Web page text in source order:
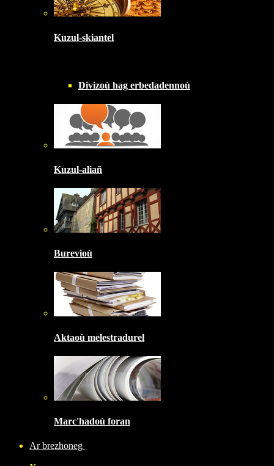
Kuzul-skiantel
Divizoù hag erbedadennoù
Kuzul-aliañ
Burevioù
Aktaoù melestradurel
Marc'hadoù foran
Ar brezhoneg